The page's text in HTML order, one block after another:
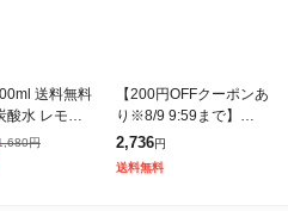
送料無料
水 レモン
ルーツ 水 ミ
ーター 500
士山の強
円
【200円OFFクーポンあ
り※8/9 9:59まで】強炭
酸水 OZA SODA 500ml
48本 2ケース 炭酸水 無
糖 ソー
2,736円
送料無料